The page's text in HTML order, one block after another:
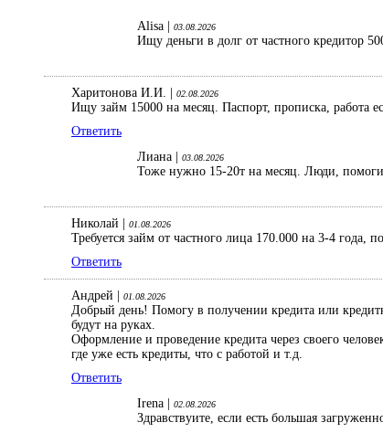
Alisa | 03.08.2026
Ищу деньги в долг от частного кредитор
Харитонова И.И. | 02.08.2026
Ищу займ 15000 на месяц. Паспорт, прописка, работа
Ответить
Лиана |
03.08.2026
Тоже нужно 15-20т на месяц. Люди,
Николай | 01.08.2026
Требуется займ от частного лица 170.000 на 3-4 года,
Ответить
Андрей | 01.08.2026
Добрый день! Помогу в получении кредита или
будут на руках.
Оформление и проведение кредита через своего
где уже есть кредиты, что с работой и т.д.
Ответить
Irena |
02.08.2026
Здравствуите, если есть большая